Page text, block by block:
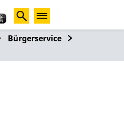
Bürgerservice